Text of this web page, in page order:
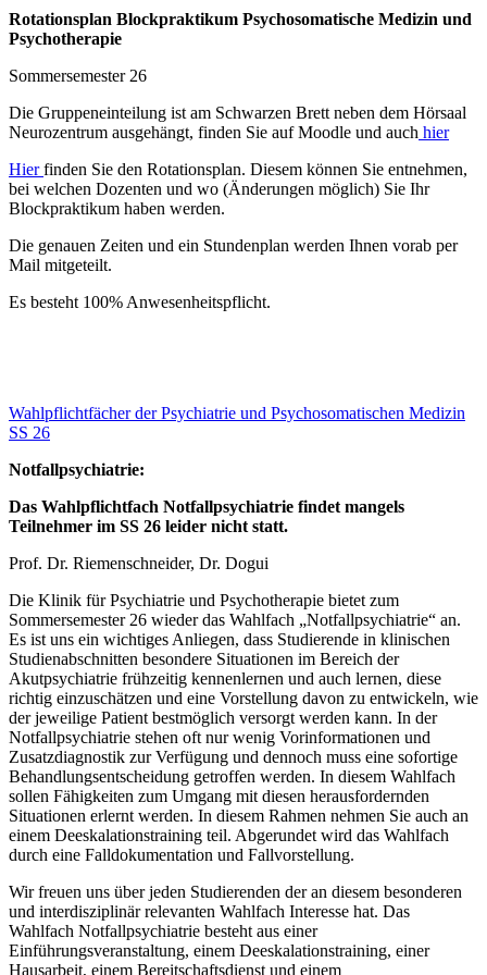
Rotationsplan Blockpraktikum Psychosomatische Medizin und
Psychotherapie
Sommersemester 26
Die Gruppeneinteilung ist am Schwarzen Brett neben dem Hörsaal
Neurozentrum ausgehängt, finden Sie auf Moodle und auch hier
Hierfinden Sie den Rotationsplan. Diesem können Sie entnehmen,
bei welchen Dozenten und wo (Änderungen möglich) Sie Ihr
Blockpraktikum haben werden.
Die genauen Zeiten und ein Stundenplan werden Ihnen vorab per
Mail mitgeteilt.
Es besteht 100% Anwesenheitspflicht.
Wahlpflichtfächer der Psychiatrie und Psychosomatischen Medizin
SS 26
Notfallpsychiatrie:
Das Wahlpflichtfach Notfallpsychiatrie findet mangels
Teilnehmer im SS 26 leider nicht statt.
Prof. Dr. Riemenschneider, Dr. Dogui
Die Klinik für Psychiatrie und Psychotherapie bietet zum
Sommersemester 26 wieder das Wahlfach „Notfallpsychiatrie“ an.
Es ist uns ein wichtiges Anliegen, dass Studierende in klinischen
Studienabschnitten besondere Situationen im Bereich der
Akutpsychiatrie frühzeitig kennenlernen und auch lernen, diese
richtig einzuschätzen und eine Vorstellung davon zu entwickeln, wie
der jeweilige Patient bestmöglich versorgt werden kann. In der
Notfallpsychiatrie stehen oft nur wenig Vorinformationen und
Zusatzdiagnostik zur Verfügung und dennoch muss eine sofortige
Behandlungsentscheidung getroffen werden. In diesem Wahlfach
sollen Fähigkeiten zum Umgang mit diesen herausfordernden
Situationen erlernt werden. In diesem Rahmen nehmen Sie auch an
einem Deeskalationstraining teil. Abgerundet wird das Wahlfach
durch eine Falldokumentation und Fallvorstellung.
Wir freuen uns über jeden Studierenden der an diesem besonderen
und interdisziplinär relevanten Wahlfach Interesse hat. Das
Wahlfach Notfallpsychiatrie besteht aus einer
Einführungsveranstaltung, einem Deeskalationstraining, einer
Hausarbeit, einem Bereitschaftsdienst und einem